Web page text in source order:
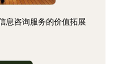
息咨询服务的价值拓展